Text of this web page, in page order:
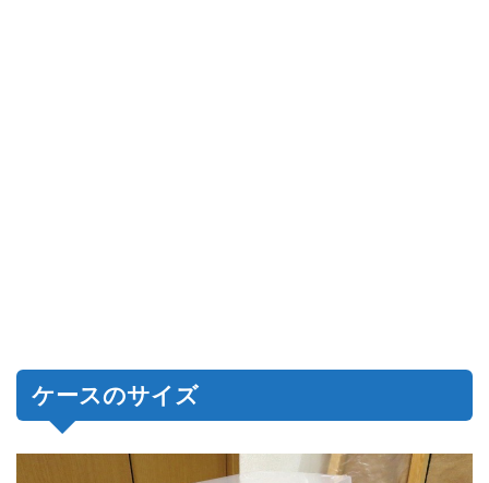
ケースのサイズ